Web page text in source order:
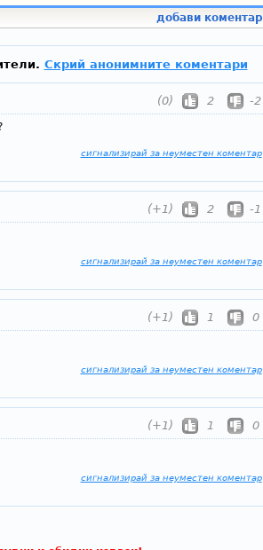
добави коментар
Скрий анонимните коментари
(0) 2 -2
сигнализирай за неуместен коментар
(+1) 2 -1
сигнализирай за неуместен коментар
(+1) 1 0
сигнализирай за неуместен коментар
(+1) 1 0
сигнализирай за неуместен коментар